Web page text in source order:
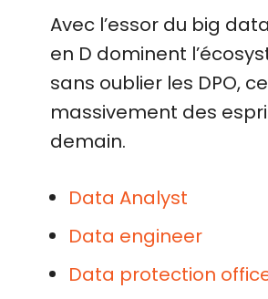
Avec l’essor du big
en D dominent
sans oublier les DPO,
massivement des
demain.
Data Analyst
Data engineer
Data protection